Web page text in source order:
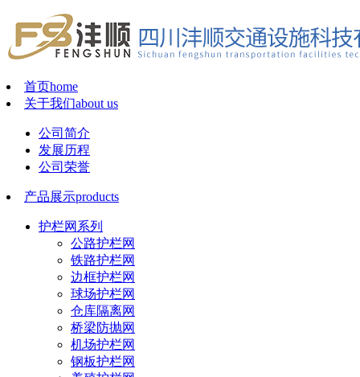
首页home
关于我们about us
公司简介
发展历程
公司荣誉
产品展示products
护栏网系列
公路护栏网
铁路护栏网
边框护栏网
球场护栏网
仓库隔离网
桥梁防抛网
机场护栏网
钢板护栏网